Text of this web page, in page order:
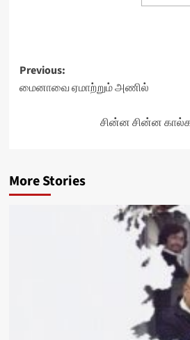
Post
navigation
Previous:
மைனாவை ஏமாற்றும் அணில்
சின்ன சின்ன
More Stories